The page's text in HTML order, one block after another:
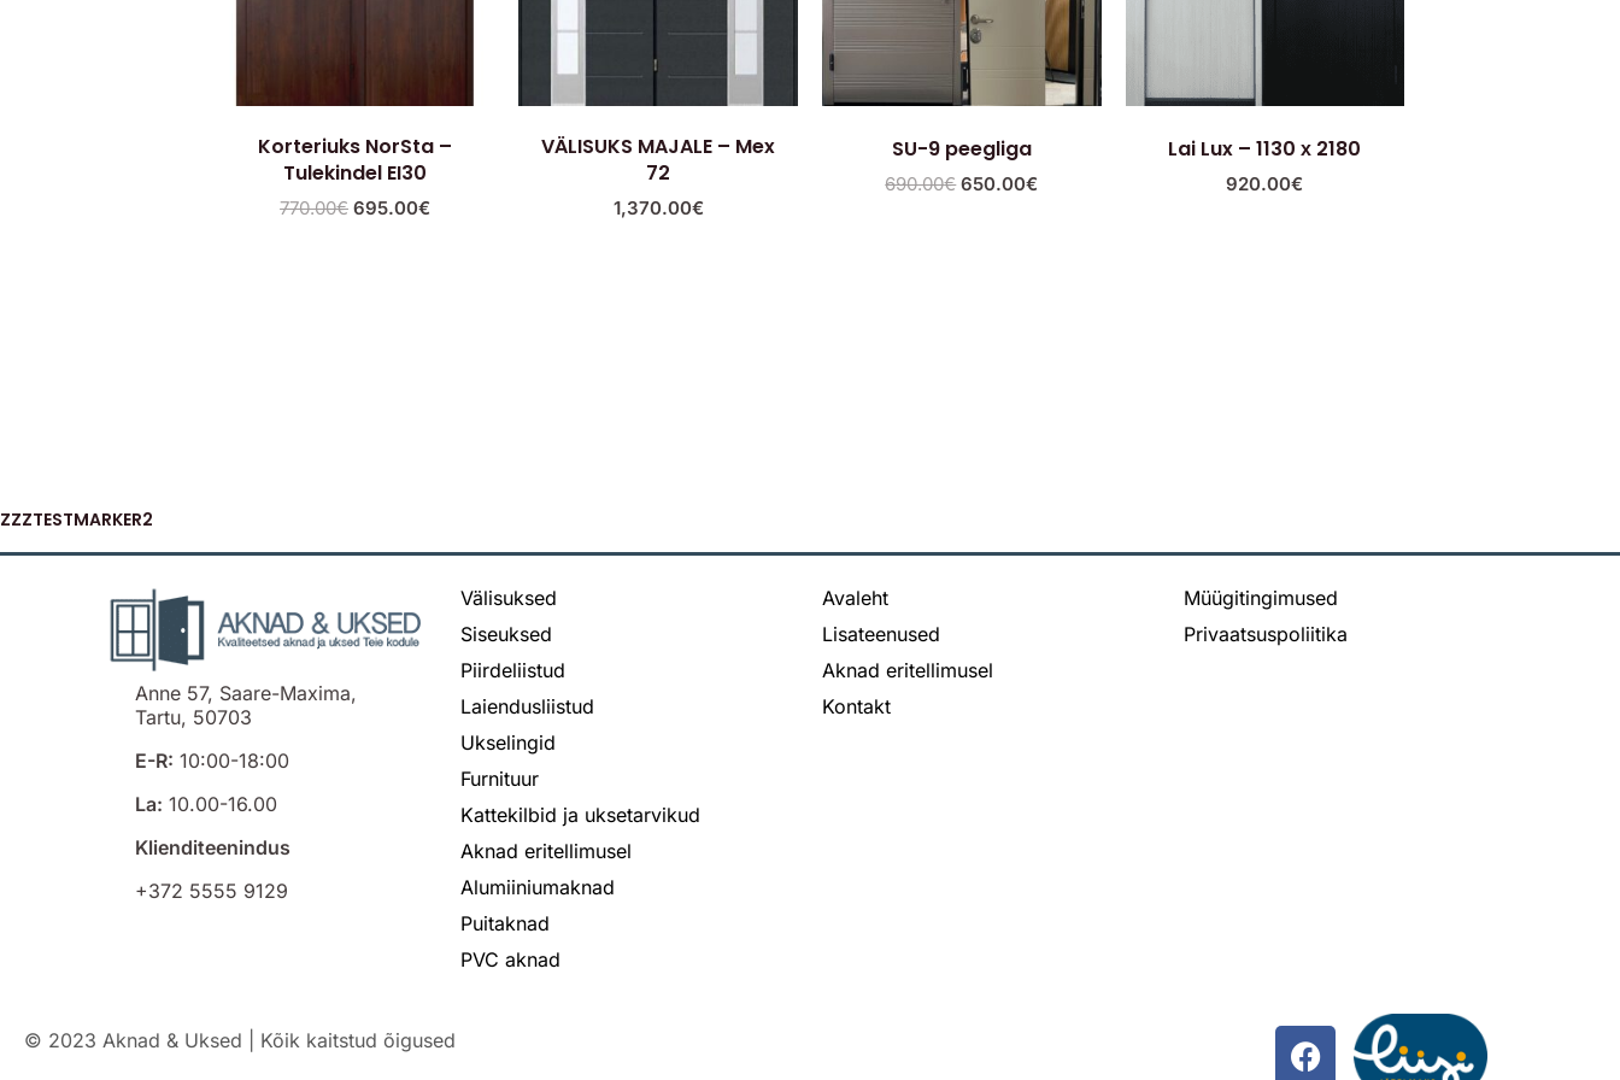
Korteriuks NorSta –
Tulekindel EI30
770.00€ 695.00€
VÄLISUKS MAJALE – Mex
72
1,370.00€
SU-9 peegliga
690.00€ 650.00€
Lai Lux – 1130 х 2180
920.00€
ZZZTESTMARKER2
Anne 57, Saare-Maxima,
Tartu, 50703
E-R: 10:00-18:00
La: 10.00-16.00
Klienditeenindus
+372 5555 9129
Välisuksed
Siseuksed
Piirdeliistud
Laiendusliistud
Ukselingid
Furnituur
Kattekilbid ja uksetarvikud
Aknad eritellimusel
Alumiiniumaknad
Puitaknad
PVC aknad
Avaleht
Lisateenused
Aknad eritellimusel
Kontakt
Müügitingimused
Privaatsuspoliitika
© 2023 Aknad & Uksed | Kõik kaitstud õigused
F
a